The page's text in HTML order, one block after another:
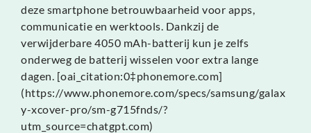
deze smartphone betrouwbaarheid voor apps,
communicatie en werktools. Dankzij de
verwijderbare 4050 mAh-batterij kun je zelfs
onderweg de batterij wisselen voor extra lange
dagen. [oai_citation:0‡phonemore.com]
(https://www.phonemore.com/specs/samsung/galax
y-xcover-pro/sm-g715fnds/?
utm_source=chatgpt.com)